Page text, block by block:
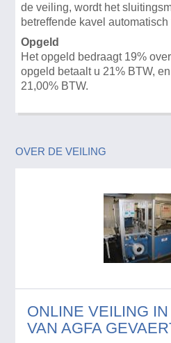
de veiling, wordt het
betreffende kavel
Opgeld
Het opgeld bedraagt 19%
opgeld betaalt u 21% BTW,
21,00% BTW.
OVER DE VEILING
ONLINE VEILING
VAN AGFA